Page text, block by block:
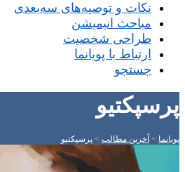
نکات و توصیه‌های‌ سه‌بعدی
مباحث انیمیشن
طراحی شخصیت
ارتباط با پویانما
جستجو
پرسپکتیو
پویانما > آخرین مطالب > پرسپکتیو